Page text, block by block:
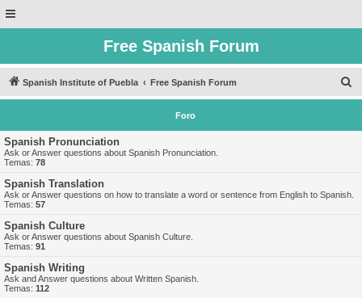
Free Spanish Forum
Spanish Institute of Puebla Free Spanish Forum
u
Foro
Spanish Pronunciation
Ask or Answer questions about Spanish Pronunciation.
Temas: 78
Spanish Translation
Ask or Answer questions on how to translate a word or sentence from English to Spanish.
Temas: 57
Spanish Culture
Ask or Answer questions about Spanish Culture.
Temas: 91
Spanish Writing
Ask and Answer questions about Written Spanish.
Temas: 112